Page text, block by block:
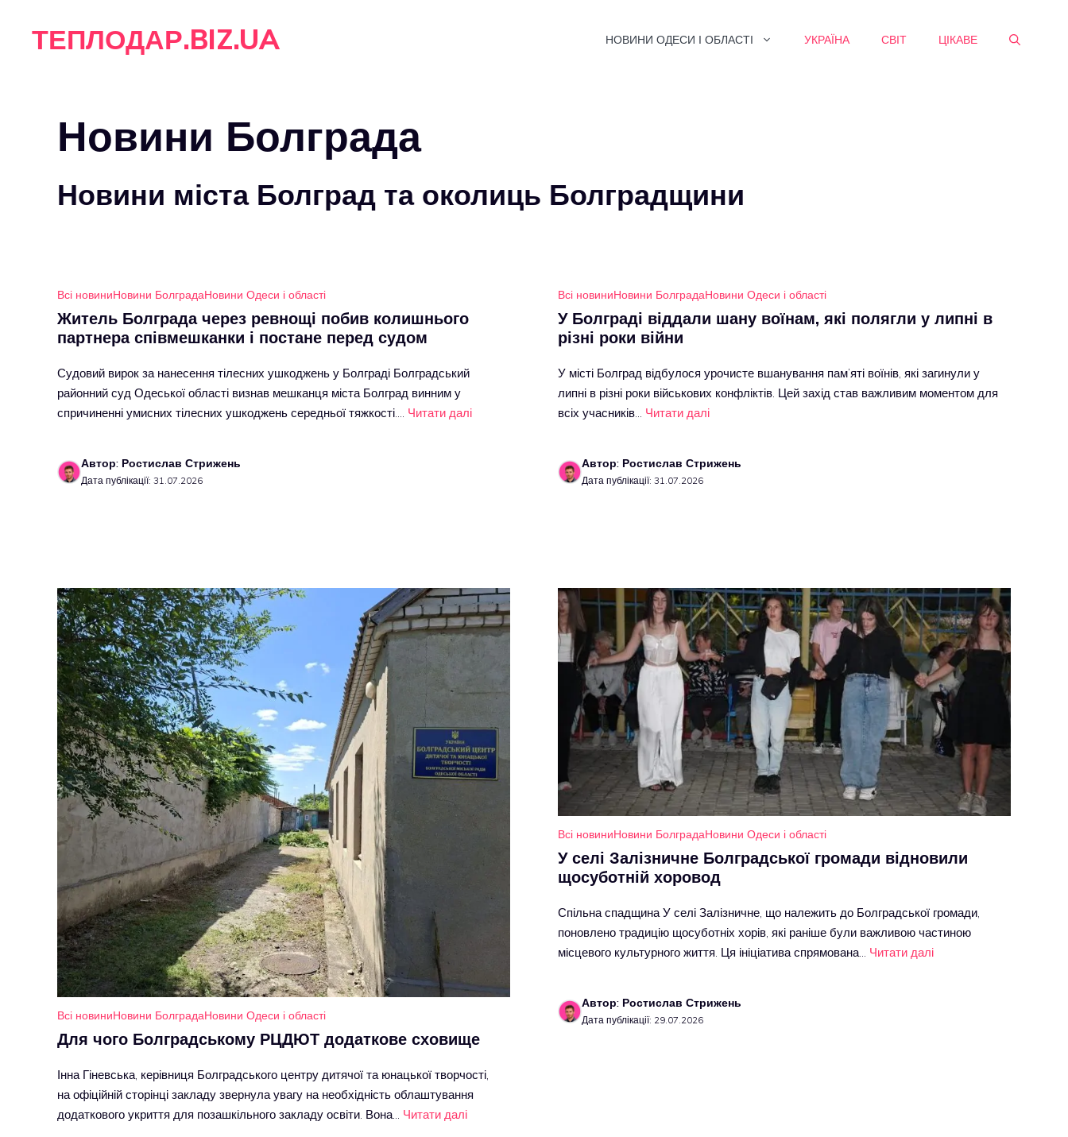
ТЕПЛОДАР.BIZ.UA НОВИНИ ОДЕСИ І ОБЛАСТІ УКРАЇНА СВІТ ЦІКАВЕ
Новини Болграда
Новини міста Болград та околиць Болградщини
Всі новиниНовини БолградаНовини Одеси і області
Житель Болграда через ревнощі побив колишнього
партнера співмешканки і постане перед судом
Судовий вирок за нанесення тілесних ушкоджень у Болграді Болградський
районний суд Одеської області визнав мешканця міста Болград винним у
спричиненні умисних тілесних ушкоджень середньої тяжкості.… Читати далі
Автор: Ростислав Стрижень
Дата публікації: 31.07.2026
Всі новиниНовини БолградаНовини Одеси і області
У Болграді віддали шану воїнам, які полягли у липні в
різні роки війни
У місті Болград відбулося урочисте вшанування пам’яті воїнів, які загинули у
липні в різні роки військових конфліктів. Цей захід став важливим моментом для
всіх учасників… Читати далі
Автор: Ростислав Стрижень
Дата публікації: 31.07.2026
Всі новиниНовини БолградаНовини Одеси і області
Для чого Болградському РЦДЮТ додаткове сховище
Інна Гіневська, керівниця Болградського центру дитячої та юнацької творчості,
на офіційній сторінці закладу звернула увагу на необхідність облаштування
додаткового укриття для позашкільного закладу освіти. Вона… Читати далі
Всі новиниНовини БолградаНовини Одеси і області
У селі Залізничне Болградської громади відновили
щосуботній хоровод
Спільна спадщина У селі Залізничне, що належить до Болградської громади,
поновлено традицію щосуботніх хорів, які раніше були важливою частиною
місцевого культурного життя. Ця ініціатива спрямована… Читати далі
Автор: Ростислав Стрижень
Дата публікації: 29.07.2026